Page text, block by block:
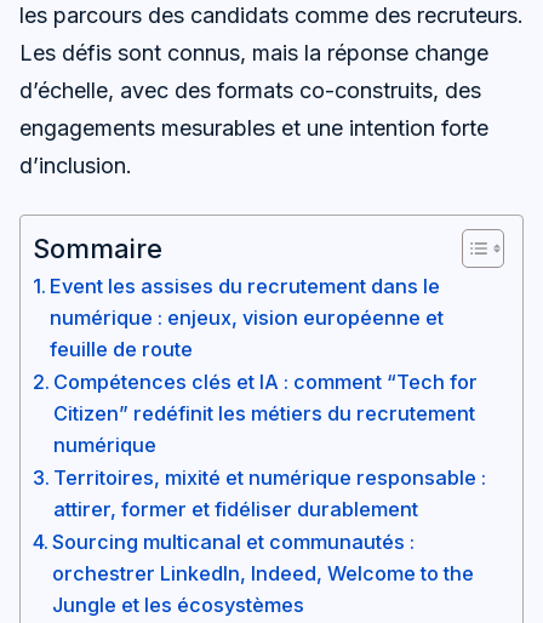
les parcours des candidats comme des recruteurs.
Les défis sont connus, mais la réponse change
d’échelle, avec des formats co-construits, des
engagements mesurables et une intention forte
d’inclusion.
Sommaire
Event les assises du recrutement dans le
numérique : enjeux, vision européenne et
feuille de route
Compétences clés et IA : comment “Tech for
Citizen” redéfinit les métiers du recrutement
numérique
Territoires, mixité et numérique responsable :
attirer, former et fidéliser durablement
Sourcing multicanal et communautés :
orchestrer LinkedIn, Indeed, Welcome to the
Jungle et les écosystèmes